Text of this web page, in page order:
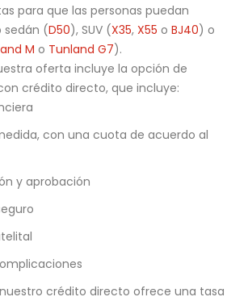
para que las personas puedan
sedán (D50), SUV (X35,X55 oBJ40) o
M o Tunland G7).
oferta incluye la opción de
crédito directo, que incluye:
con una cuota de acuerdo al
y aprobación
crédito directo ofrece una tasa